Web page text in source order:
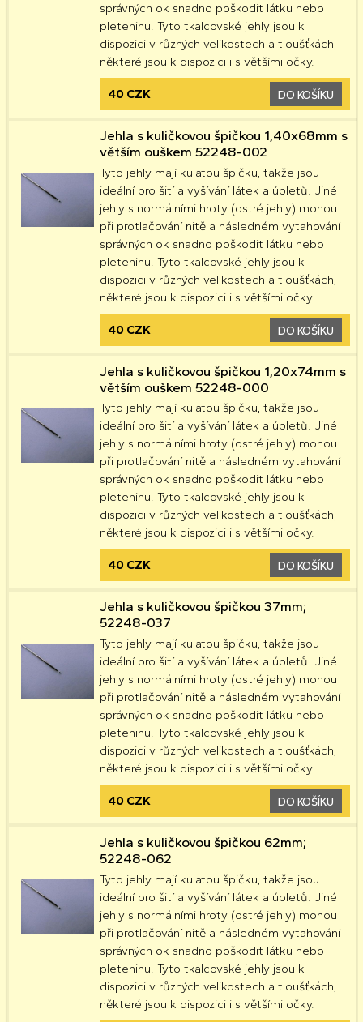
správných ok snadno poškodit látku nebo
pleteninu. Tyto tkalcovské jehly jsou k
dispozici v různých velikostech a tloušťkách,
některé jsou k dispozici i s většími očky.
40 CZK DO KOŠÍKU
Jehla s kuličkovou špičkou 1,40x68mm s
větším ouškem 52248-002
Tyto jehly mají kulatou špičku, takže jsou
ideální pro šití a vyšívání látek a úpletů. Jiné
jehly s normálními hroty (ostré jehly) mohou
při protlačování nitě a následném vytahování
správných ok snadno poškodit látku nebo
pleteninu. Tyto tkalcovské jehly jsou k
dispozici v různých velikostech a tloušťkách,
některé jsou k dispozici i s většími očky.
40 CZK DO KOŠÍKU
Jehla s kuličkovou špičkou 1,20x74mm s
větším ouškem 52248-000
Tyto jehly mají kulatou špičku, takže jsou
ideální pro šití a vyšívání látek a úpletů. Jiné
jehly s normálními hroty (ostré jehly) mohou
při protlačování nitě a následném vytahování
správných ok snadno poškodit látku nebo
pleteninu. Tyto tkalcovské jehly jsou k
dispozici v různých velikostech a tloušťkách,
některé jsou k dispozici i s většími očky.
40 CZK DO KOŠÍKU
Jehla s kuličkovou špičkou 37mm;
52248-037
Tyto jehly mají kulatou špičku, takže jsou
ideální pro šití a vyšívání látek a úpletů. Jiné
jehly s normálními hroty (ostré jehly) mohou
při protlačování nitě a následném vytahování
správných ok snadno poškodit látku nebo
pleteninu. Tyto tkalcovské jehly jsou k
dispozici v různých velikostech a tloušťkách,
některé jsou k dispozici i s většími očky.
40 CZK DO KOŠÍKU
Jehla s kuličkovou špičkou 62mm;
52248-062
Tyto jehly mají kulatou špičku, takže jsou
ideální pro šití a vyšívání látek a úpletů. Jiné
jehly s normálními hroty (ostré jehly) mohou
při protlačování nitě a následném vytahování
správných ok snadno poškodit látku nebo
pleteninu. Tyto tkalcovské jehly jsou k
dispozici v různých velikostech a tloušťkách,
některé jsou k dispozici i s většími očky.